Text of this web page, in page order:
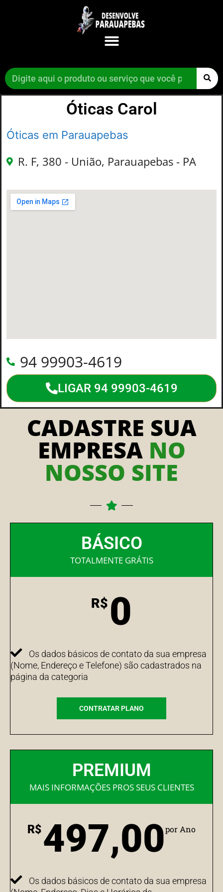
Óticas Carol
Óticas em Parauapebas
R. F, 380 - União, Parauapebas - PA
94 99903-4619
LIGAR 94 99903-4619
CADASTRE SUA
EMPRESA NO
NOSSO SITE
BÁSICO
TOTALMENTE GRÁTIS
R$ 0
Os dados básicos de contato da sua empresa
(Nome, Endereço e Telefone) são cadastrados na
página da categoria
CONTRATAR PLANO
PREMIUM
MAIS INFORMAÇÕES PROS SEUS CLIENTES
R$497,00por Ano
Os dados básicos de contato da sua empresa